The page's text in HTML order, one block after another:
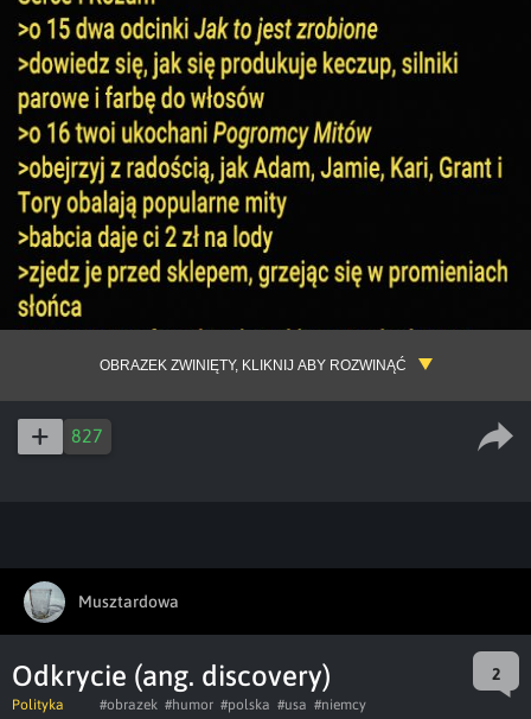
OBRAZEK ZWINIĘTY, KLIKNIJ ABY ROZWINĄĆ
827
Musztardowa
Odkrycie (ang. discovery) 2
Polityka #obrazek #humor #polska #usa #niemcy